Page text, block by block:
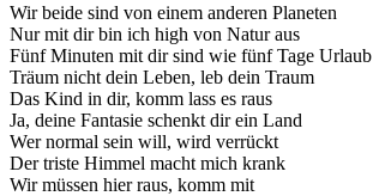
Wir beide sind von einem anderen Planeten
Nur mit dir bin ich high von Natur aus
Fünf Minuten mit dir sind wie fünf Tage Urlaub
Träum nicht dein Leben, leb dein Traum
Das Kind in dir, komm lass es raus
Ja, deine Fantasie schenkt dir ein Land
Wer normal sein will, wird verrückt
Der triste Himmel macht mich krank
Wir müssen hier raus, komm mit